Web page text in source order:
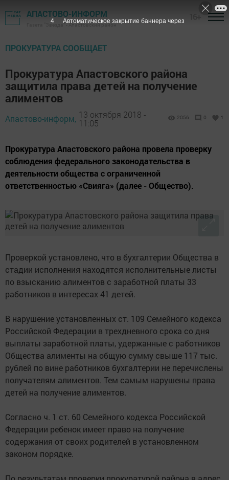
АПАСТОВО-ИНФОРМ
Газета "Звезда" - Апастовский район
ПРОКУРАТУРА СООБЩАЕТ
Прокуратура Апастовского района
защитила права детей на получение
алиментов
Апастово-информ, 13 октября 2018 -
11:05
2056 0 1
Прокуратура Апастовского района провела проверку
соблюдения федерального законодательства в
деятельности общества с ограниченной
ответственностью «Свияга» (далее - Общество).
Проверкой установлено, что в бухгалтерии Общества в
стадии исполнения находятся исполнительные листы
по взысканию алиментов с заработной платы 33
работников в интересах 41 детей.
В нарушение установленных ст. 109 Семейного кодекса
Российской Федерации в трехдневного срока со дня
выплаты заработной платы, удержанные с работников
Общества алименты на общую сумму свыше 117 тыс.
рублей по вине работников бухгалтерии не перечислены
получателям алиментов. Тем самым нарушены права
детей на получение алиментов.
Согласно ч. 1 ст. 60 Семейного кодекса Российской
Федерации ребенок имеет право на получение
содержания от своих родителей в установленном
законом порядке.
3 Автоматическое закрытие баннера через